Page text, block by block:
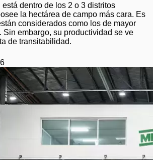
dentro de los 2 o 3 distritos
la hectárea de campo más cara. Es
considerados como los de mayor
Sin embargo, su productividad se ve
de transitabilidad.